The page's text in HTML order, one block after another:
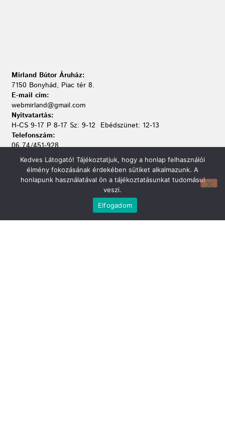
Mirland Bútor Áruház:
7150 Bonyhád, Piac tér 8.
E-mail cím:
webmirland@gmail.com
Nyitvatartás:
H-CS 9-17 P 8-17 Sz: 9-12 Ebédszünet: 12-13
Telefonszám:
06 74/451-928
Kedves Látogató! Tájékoztatjuk, hogy a honlap felhasználói
élmény fokozásának érdekében sütiket alkalmazunk. A
honlapunk használatával ön a tájékoztatásunkat tudomásul
veszi.
Elfogadom